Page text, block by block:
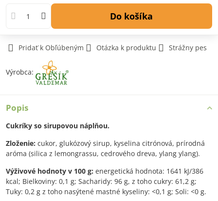
Do košíka
Pridať k Obľúbeným Otázka k produktu Strážny pes
Výrobca:
Popis
Cukríky so sirupovou náplňou.
Zloženie: cukor, glukózový sirup, kyselina citrónová, prírodná
aróma (silica z lemongrassu, cedrového dreva, ylang ylang).
Výživové hodnoty v 100 g: energetická hodnota: 1641 kJ/386
kcal; Bielkoviny: 0,1 g; Sacharidy: 96 g, z toho cukry: 61,2 g;
Tuky: 0,2 g z toho nasýtené mastné kyseliny: <0,1 g; Soli: <0 g.